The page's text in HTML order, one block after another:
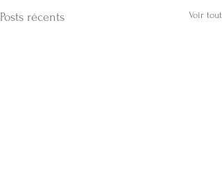
Posts récents Voir tout